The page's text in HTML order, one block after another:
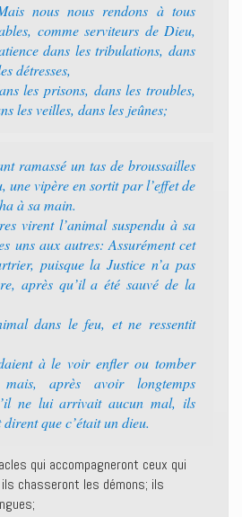
nous nous rendons à tous
comme serviteurs de Dieu,
dans les tribulations, dans
détresses,
les prisons, dans les troubles,
les veilles, dans les jeûnes;
ramassé un tas de broussailles
une vipère en sortit par l’effet de
à sa main.
virent l’animal suspendu à sa
uns aux autres: Assurément cet
puisque la Justice n’a pas
après qu’il a été sauvé de la
dans le feu, et ne ressentit
à le voir enfler ou tomber
après avoir longtemps
ne lui arrivait aucun mal, ils
que c’était un dieu.
qui accompagneront ceux qui
chasseront les démons; ils